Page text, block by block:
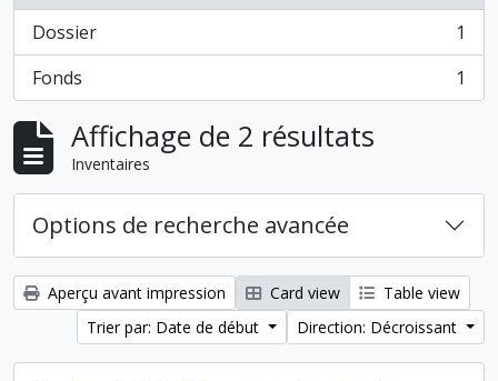
Dossier
, 1 résultats
1
Fonds
, 1 résultats 1
Affichage de 2 résultats
Inventaires
Options de recherche avancée
Aperçu avant impression Card view
Table view
Trier par: Date de début
Direction: Décroissant